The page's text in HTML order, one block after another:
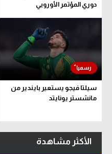
دوري المؤتمر الأوروبي
سيلتا فيجو يستعير بايندير من
مانشستر يونايتد
الأكثر مشاهدة